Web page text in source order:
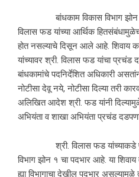
बांधकाम विकास विभाग झोन
विलास फड यांच्या आर्थिक
होत नसल्याचे दिसून आले आहे. शिवाय
यांच्यावर श्री. विलास फड यांचा
बांधकामांचे पदनिर्देशित अधिकारी
नोटीसा देवू नये, नोटीसा दिल्या तरी
अलिखित आदेश श्री. फड यांनी
अभियंता व शाखा अभियंता प्रचंड
श्री. विलास फड यांच्याकडे पुणे
विभाग झोन १ चा पदभार आहे. या शिवाय
ह्या विभागाचा देखील पदभार असल्यामुळे